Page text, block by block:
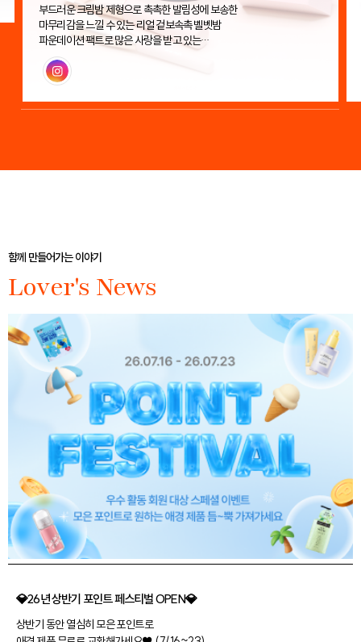
부드러운 크림밤 제형으로 촉촉한 발림성에 보송한
마무리감을 느낄 수 있는 리얼 겉보속촉 벨벳밤
파운데이션 팩트로 많은 사랑을 받고 있는
에이지투웨니스 벨벳 래스팅 팩트!
인스타그램
함께 만들어가는 이야기
Lover's News
💎26년 상반기 포인트 페스티벌 OPEN💎
상반기 동안 열심히 모은 포인트로